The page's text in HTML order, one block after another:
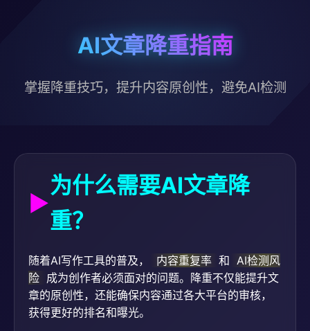
AI文章降重指南
掌握降重技巧，提升内容原创性，避免AI检测
为什么需要AI文章降
重？
随着AI写作工具的普及， 内容重复率 和 AI检测风
险 成为创作者必须面对的问题。降重不仅能提升文
章的原创性，还能确保内容通过各大平台的审核，
获得更好的排名和曝光。